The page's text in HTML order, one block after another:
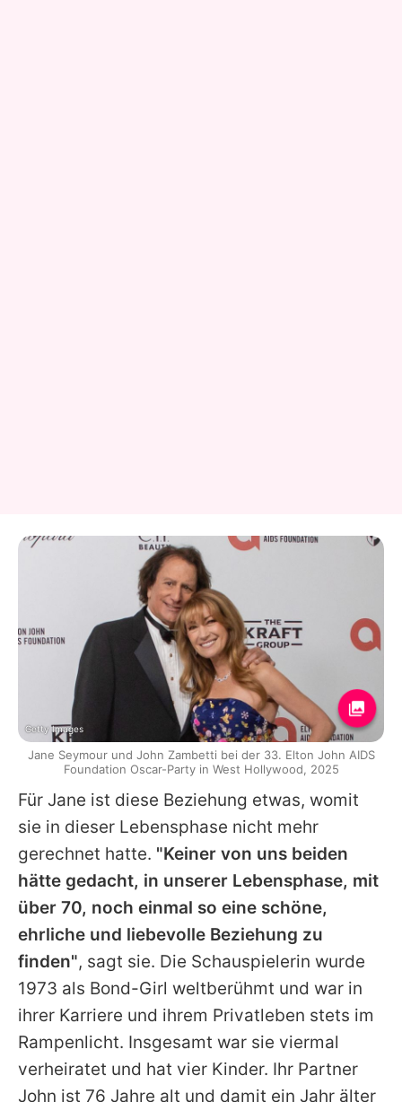
Für Jane ist diese Beziehung etwas, womit
sie in dieser Lebensphase nicht mehr
gerechnet hatte. "Keiner von uns beiden
hätte gedacht, in unserer Lebensphase, mit
über 70, noch einmal so eine schöne,
ehrliche und liebevolle Beziehung zu
finden", sagt sie. Die Schauspielerin wurde
1973 als Bond-Girl weltberühmt und war in
ihrer Karriere und ihrem Privatleben stets im
Rampenlicht. Insgesamt war sie viermal
verheiratet und hat vier Kinder. Ihr Partner
John ist 76 Jahre alt und damit ein Jahr älter
Getty Images
Jane Seymour und John Zambetti bei der 33. Elton John AIDS
Foundation Oscar-Party in West Hollywood, 2025